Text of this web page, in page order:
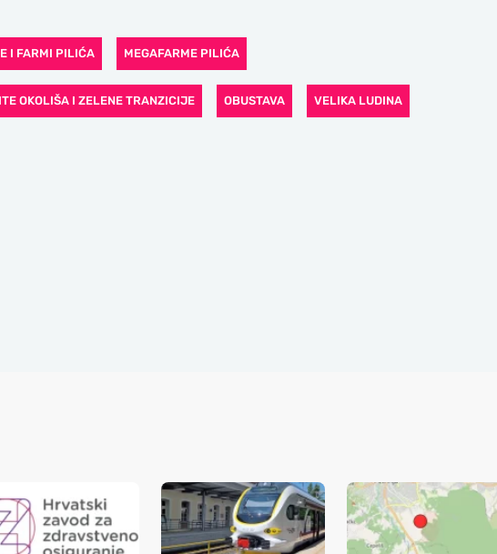
I FARMI PILIĆA MEGAFARME PILIĆA
OKOLIŠA I ZELENE TRANZICIJE OBUSTAVA VELIKA LUDINA